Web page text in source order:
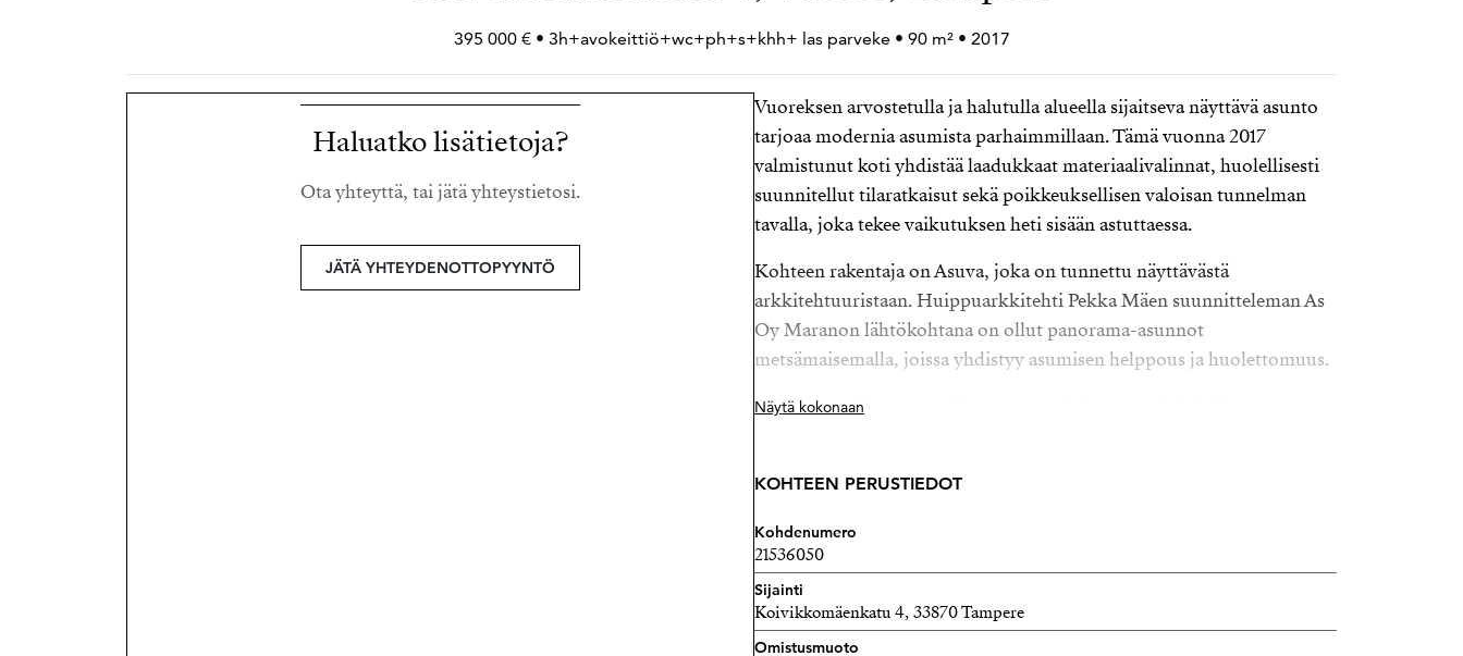
395 000 € • 3h+avokeittiö+wc+ph+s+khh+ las parveke • 90 m² • 2017
Haluatko lisätietoja?
Ota yhteyttä, tai jätä yhteystietosi.
JÄTÄ YHTEYDENOTTOPYYNTÖ
Vuoreksen arvostetulla ja halutulla alueella sijaitseva näyttävä asunto
tarjoaa modernia asumista parhaimmillaan. Tämä vuonna 2017
valmistunut koti yhdistää laadukkaat materiaalivalinnat, huolellisesti
suunnitellut tilaratkaisut sekä poikkeuksellisen valoisan tunnelman
tavalla, joka tekee vaikutuksen heti sisään astuttaessa.
Kohteen rakentaja on Asuva, joka on tunnettu näyttävästä
arkkitehtuuristaan. Huippuarkkitehti Pekka Mäen suunnitteleman As
Oy Maranon lähtökohtana on ollut panorama-asunnot
metsämaisemalla, joissa yhdistyy asumisen helppous ja huolettomuus.
Asunnon sydämen muodostaa avara olohuoneen ja keittiön
korkea huonekorkeus ja harkitut materiaalit luovat modernin sekä
ajattoman kokonaisuuden, jossa on helppo viihtyä.
Tyylikäs avokeittiö saarekkeineen tarjoaa erinomaiset puitteet niin
arkeen kuin yhdessäoloon. Olohuoneen tunnelman kruunaa näyttävä
takka, joka luo lämpöä ja viihtyisyyttä syksyn ja talven iltoihin.
Näytä kokonaan
KOHTEEN PERUSTIEDOT
Kohdenumero
21536050
Sijainti
Koivikkomäenkatu 4, 33870 Tampere
Omistusmuoto